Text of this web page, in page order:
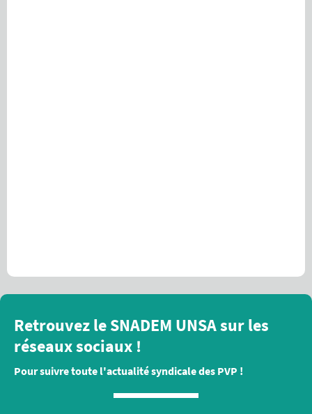
Retrouvez le SNADEM UNSA sur les
réseaux sociaux !
Pour suivre toute l'actualité syndicale des PVP !